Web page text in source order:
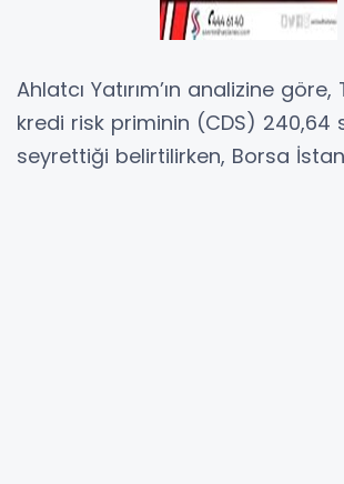
Ahlatcı Yatırım’ın analizine göre,
kredi risk priminin (CDS) 240,64
seyrettiği belirtilirken, Borsa